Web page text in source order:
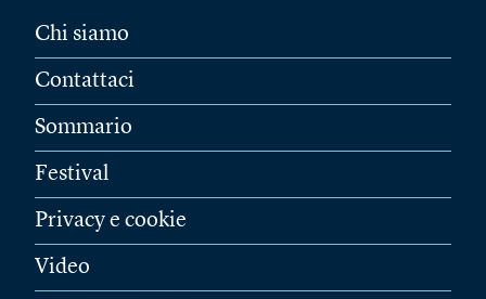
Chi siamo
Contattaci
Sommario
Festival
Privacy e cookie
Video